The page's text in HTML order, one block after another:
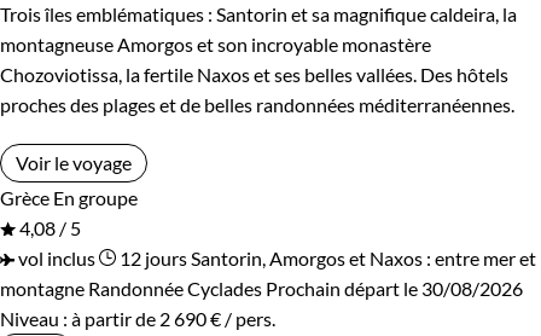
Trois îles emblématiques : Santorin et sa magnifique caldeira, la
montagneuse Amorgos et son incroyable monastère
Chozoviotissa, la fertile Naxos et ses belles vallées. Des hôtels
proches des plages et de belles randonnées méditerranéennes.
Voir le voyage
Grèce En groupe
4,08 / 5
vol inclus
12 jours Santorin, Amorgos et Naxos : entre mer et
montagne Randonnée Cyclades Prochain départ le 30/08/2026
Niveau : à partir de 2 690 € / pers.